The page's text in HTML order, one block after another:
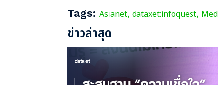
Tags: Asianet, dataxet:infoquest,
ข่าวล่าสุด